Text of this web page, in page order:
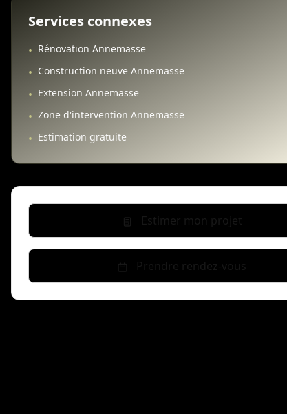
Services connexes
• Rénovation Annemasse
• Construction neuve Annemasse
• Extension Annemasse
• Zone d'intervention Annemasse
• Estimation gratuite